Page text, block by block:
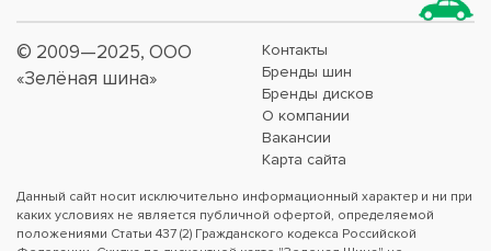
© 2009—2025, ООО
«Зелёная шина»
Контакты
Бренды шин
Бренды дисков
О компании
Вакансии
Карта сайта
Данный сайт носит исключительно информационный характер и ни при
каких условиях не является публичной офертой, определяемой
положениями Статьи 437 (2) Гражданского кодекса Российской